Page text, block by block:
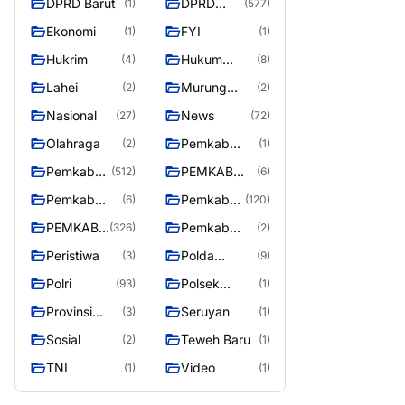
Utara
DPRD Barut (1)
DPRD
RAYA
(577)
Ekonomi (1) FYI (1)
Hukrim (4)
Hukum
(8)
Lahei (2)
Murung
(2)
Nasional (27) News (72)
Olahraga (2)
Pemkab
(1)
Pemkab
Utara
(512)
PEMKAB
UTARA
(6)
Pemkab
(6)
Pemkab
Raya
(120)
PEMKAB
RAYA
(326)
Pemkab
(2)
Peristiwa (3)
Polda
(9)
Polri (93)
Polsek
(1)
Provinsi
(3) Seruyan (1)
Sosial (2) Teweh Baru (1)
TNI (1) Video (1)